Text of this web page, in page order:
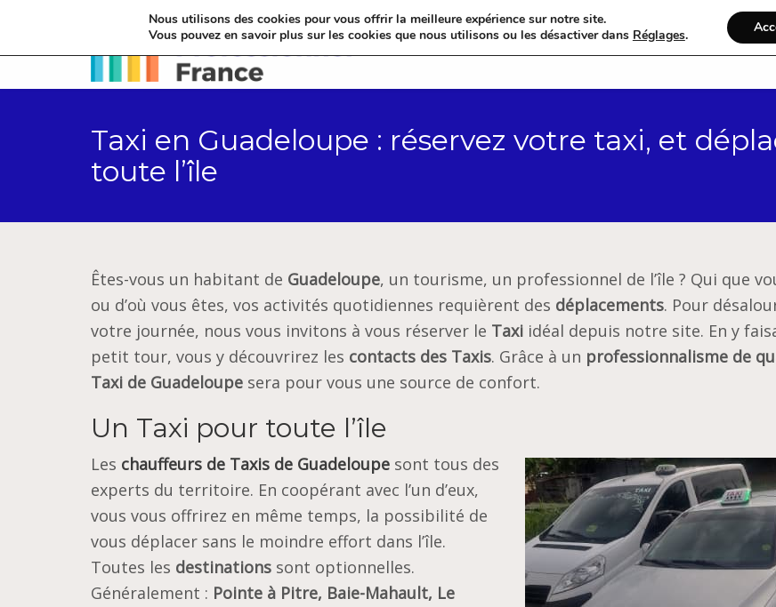
Accueil
Taxi en Guadeloupe : réservez votre taxi, et
toute l’île
Êtes-vous un habitant de Guadeloupe, un tourisme, un professionnel de l’île ? Qui que
ou d’où vous êtes, vos activités quotidiennes requièrent des déplacements. Pour
votre journée, nous vous invitons à vous réserver le Taxi idéal depuis notre site. En y
petit tour, vous y découvrirez les contacts des Taxis. Grâce à un professionnalisme de
Taxi de Guadeloupe sera pour vous une source de confort.
Un Taxi pour toute l’île
Les chauffeurs de Taxis de Guadeloupe sont tous des
experts du territoire. En coopérant avec l’un d’eux,
vous vous offrirez en même temps, la possibilité de
vous déplacer sans le moindre effort dans l’île.
Toutes les destinations sont optionnelles.
Généralement : Pointe à Pitre, Baie-Mahault, Le
Nous utilisons des cookies pour vous offrir la meilleure expérience sur notre site.
Vous pouvez en savoir plus sur les cookies que nous utilisons ou les désactiver dans Réglages.